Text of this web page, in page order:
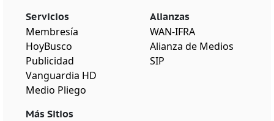
Servicios
Membresía
HoyBusco
Publicidad
Vanguardia HD
Medio Pliego
Más Sitios
Alianzas
WAN-IFRA
Alianza de Medios
SIP